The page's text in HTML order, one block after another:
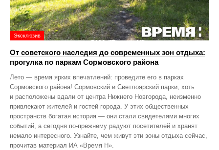
Эксклюзив
От советского наследия до современных зон отдыха:
прогулка по паркам Сормовского района
Лето — время ярких впечатлений: проведите его в парках
Сормовского района! Сормовский и Светлоярский парки, хоть
и расположены вдали от центра Нижнего Новгорода, неизменно
привлекают жителей и гостей города. У этих общественных
пространств богатая история — они стали свидетелями многих
событий, а сегодня по‑прежнему радуют посетителей и хранят
немало интересного. Узнайте, чем живут эти зоны отдыха сейчас,
прочитав материал ИА «Время Н».